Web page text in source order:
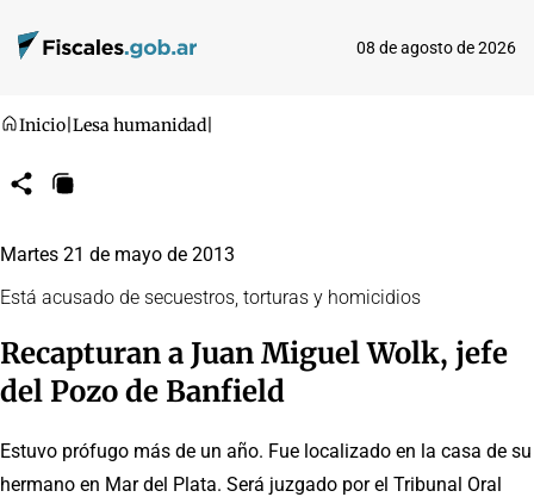
08 de agosto de 2026
Inicio Lesa humanidad
CompartirCopiar
Martes 21 de mayo de 2013
Está acusado de secuestros, torturas y homicidios
Recapturan a Juan Miguel Wolk, jefe
del Pozo de Banfield
Estuvo prófugo más de un año. Fue localizado en la casa de su
hermano en Mar del Plata. Será juzgado por el Tribunal Oral